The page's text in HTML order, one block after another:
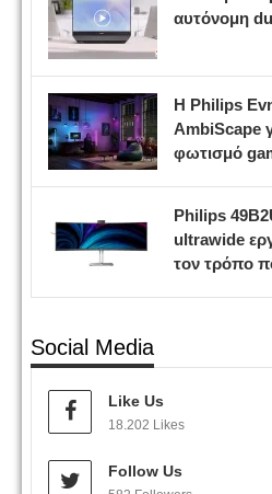
αυτόνομη
Η Philips
AmbiScape
φωτισμό
Philips
ultrawide
τον τρόπο
Social Media
Like Us
18.202 Likes
Follow Us